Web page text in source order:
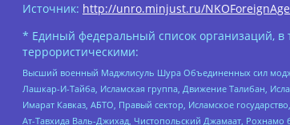
Источник: http://unro.minjust.ru/
* Единый федеральный список организаций, в
террористическими:
Высший военный Маджлисуль Шура Объединенных сил
Лашкар-И-Тайба, Исламская группа, Движение Талибан,
Имарат Кавказ, АБТО, Правый сектор, Исламское
Ат-Тавхида Валь-Джихад, Чистопольский Джамаат,